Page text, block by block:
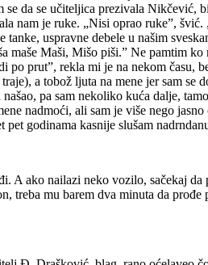
da se učiteljica prezivala
nam je ruke. „Nisi oprao ruke”,
uspravne debele u našim
maše Maši, Mišo piši.” Ne pamtim
po prut”, rekla mi je na nekom
a tobož ljuta na mene jer sam
pa sam nekoliko kuća dalje,
nadmoći, ali sam je više nego
godinama kasnije slušam
A ako nailazi neko vozilo, sačekaj
treba mu barem dva minuta da